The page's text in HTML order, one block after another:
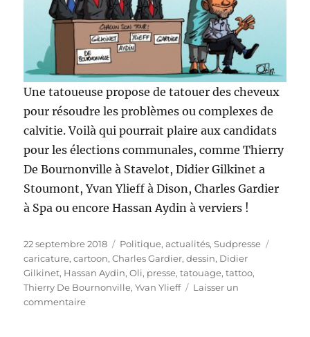
Une tatoueuse propose de tatouer des cheveux
pour résoudre les problèmes ou complexes de
calvitie. Voilà qui pourrait plaire aux candidats
pour les élections communales, comme Thierry
De Bournonville à Stavelot, Didier Gilkinet a
Stoumont, Yvan Ylieff à Dison, Charles Gardier
à Spa ou encore Hassan Aydin à verviers !
Publié
le
22 septembre 2018 Catégories
Politique, actualités,Sudpresse
caricature,cartoon,Charles Gardier,dessin, Didier
Gilkinet, Hassan Aydin,Oli, presse,tatouage,tattoo,
Thierry De Bournonville,Yvan Ylieff
Laisser un
commentairesur